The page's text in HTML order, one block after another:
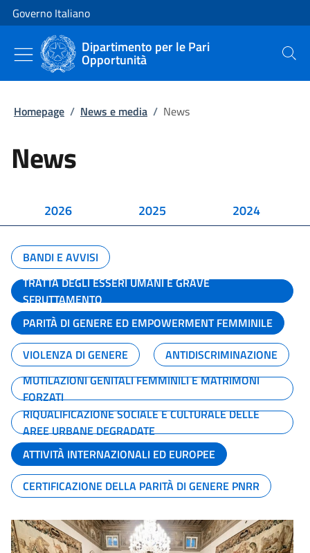
Vai al contenuto
Vai alla navigazione del sito
Governo Italiano
Dipartimento per le Pari
Opportunità Cerca
Homepage / News e media / News
News
2026 2025 2024
BANDI E AVVISI
TRATTA DEGLI ESSERI UMANI E GRAVE
SFRUTTAMENTO
PARITÀ DI GENERE ED EMPOWERMENT FEMMINILE
VIOLENZA DI GENERE
ANTIDISCRIMINAZIONE
MUTILAZIONI GENITALI FEMMINILI E MATRIMONI
FORZATI
RIQUALIFICAZIONE SOCIALE E CULTURALE DELLE
AREE URBANE DEGRADATE
ATTIVITÀ INTERNAZIONALI ED EUROPEE
CERTIFICAZIONE DELLA PARITÀ DI GENERE PNRR